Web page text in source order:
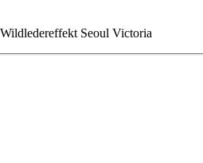
Seoul Victoria